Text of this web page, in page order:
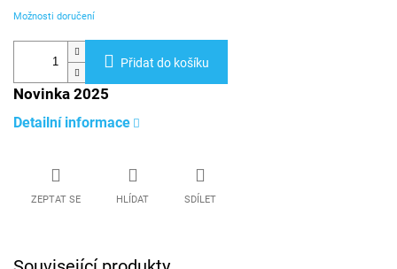
Možnosti doručení
Přidat do košíku
Novinka 2025
Detailní informace
ZEPTAT SE HLÍDAT SDÍLET